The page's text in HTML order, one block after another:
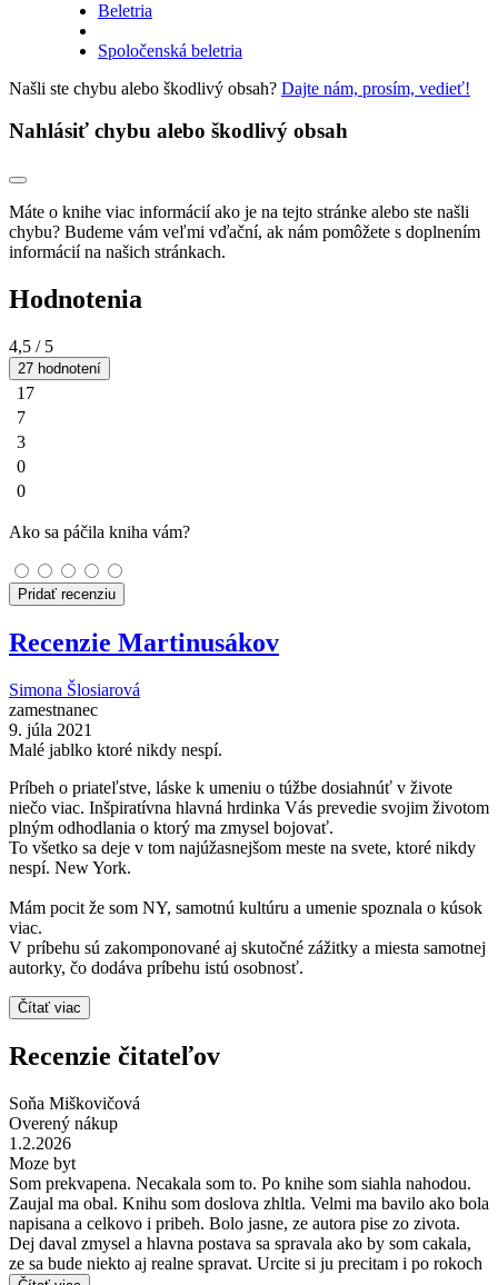
Beletria
Spoločenská beletria
Našli ste chybu alebo škodlivý obsah? Dajte nám, prosím, vedieť!
Nahlásiť chybu alebo škodlivý obsah
Máte o knihe viac informácií ako je na tejto stránke alebo ste našli
chybu? Budeme vám veľmi vďační, ak nám pomôžete s doplnením
informácií na našich stránkach.
Hodnotenia
4,5 / 5
27 hodnotení
17
7
3
0
0
Ako sa páčila kniha vám?
Pridať recenziu
Recenzie Martinusákov
Simona Šlosiarová
zamestnanec
9. júla 2021
Malé jablko ktoré nikdy nespí.
Príbeh o priateľstve, láske k umeniu o túžbe dosiahnúť v živote
niečo viac. Inšpiratívna hlavná hrdinka Vás prevedie svojim životom
plným odhodlania o ktorý ma zmysel bojovať.
To všetko sa deje v tom najúžasnejšom meste na svete, ktoré nikdy
nespí. New York.
Mám pocit že som NY, samotnú kultúru a umenie spoznala o kúsok
viac.
V príbehu sú zakomponované aj skutočné zážitky a miesta samotnej
autorky, čo dodáva príbehu istú osobnosť.
Čítať viac
Recenzie čitateľov
Soňa Miškovičová
Overený nákup
1.2.2026
Moze byt
Som prekvapena. Necakala som to. Po knihe som siahla nahodou.
Zaujal ma obal. Knihu som doslova zhltla. Velmi ma bavilo ako bola
napisana a celkovo i pribeh. Bolo jasne, ze autora pise zo zivota.
Dej daval zmysel a hlavna postava sa spravala ako by som cakala,
ze sa bude niekto aj realne spravat. Urcite si ju precitam i po rokoch